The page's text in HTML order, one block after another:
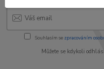
Souhlasím se zpracováním
Můžete se kdykoli